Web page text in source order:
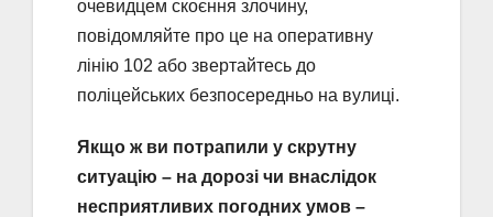
очевидцем скоєння злочину,
повідомляйте про це на оперативну
лінію 102 або звертайтесь до
поліцейських безпосередньо на вулиці.
Якщо ж ви потрапили у скрутну
ситуацію – на дорозі чи внаслідок
несприятливих погодних умов –